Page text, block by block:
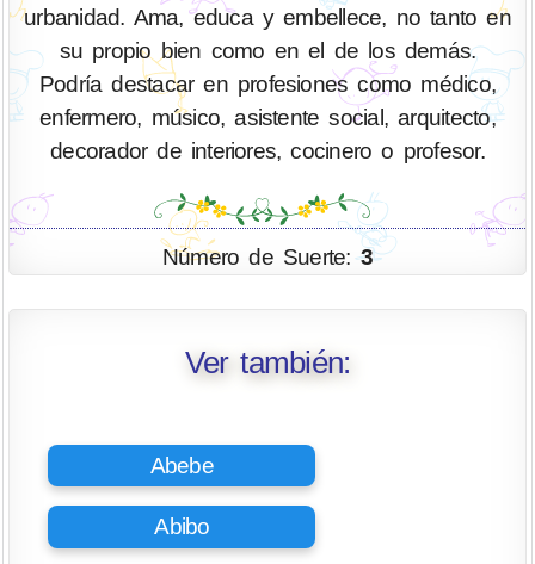
urbanidad. Ama, educa y embellece, no tanto en
su propio bien como en el de los demás.
Podría destacar en profesiones como médico,
enfermero, músico, asistente social, arquitecto,
decorador de interiores, cocinero o profesor.
Número de Suerte:3
Ver también:
Abebe
Abibo